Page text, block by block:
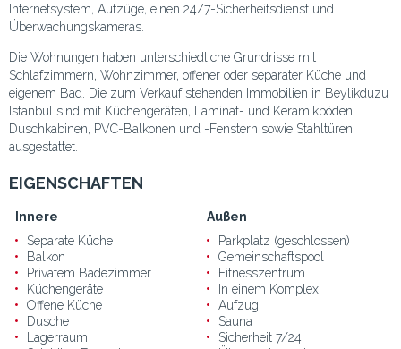
Internetsystem, Aufzüge, einen 24/7-Sicherheitsdienst und
Überwachungskameras.
Die Wohnungen haben unterschiedliche Grundrisse mit
Schlafzimmern, Wohnzimmer, offener oder separater Küche und
eigenem Bad. Die zum Verkauf stehenden Immobilien in Beylikduzu
Istanbul sind mit Küchengeräten, Laminat- und Keramikböden,
Duschkabinen, PVC-Balkonen und -Fenstern sowie Stahltüren
ausgestattet.
EIGENSCHAFTEN
Innere
Separate Küche
Balkon
Privatem Badezimmer
Küchengeräte
Offene Küche
Dusche
Lagerraum
Außen
Parkplatz (geschlossen)
Gemeinschaftspool
Fitnesszentrum
In einem Komplex
Aufzug
Sauna
Sicherheit 7/24